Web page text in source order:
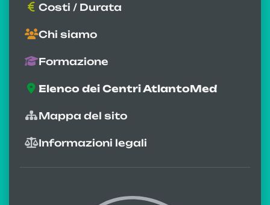
Costi / Durata
Chi siamo
Formazione
Elenco dei Centri AtlantoMed
Mappa del sito
Informazioni legali